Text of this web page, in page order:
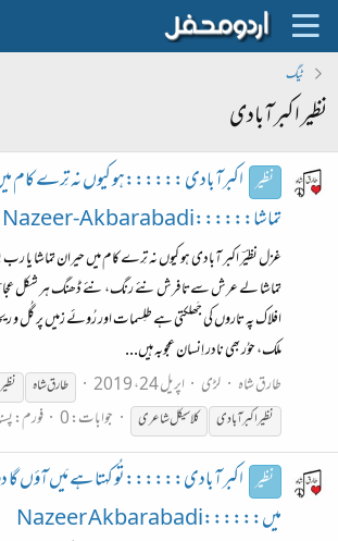
ٹیگ
نظیر اکبرآبادی
نظیر اکبرآبادی ::::::ہو کیوں نہ تِرے کام
تماشا::::::Nazeer-Akbarabadi
غزل نظیؔر اکبر آبادی ہو کیوں نہ تِرے کام میں حیران تماشا
تماشا لے عرش سےتا فرش نئے رنگ، نئے ڈھنگ ہر شکل
افلاک پہ تاروں کی جَھلکتی ہے طلِسمات اور رُوئے زمیں پر گُل و
ملک، حوُر بھی نادر اِنسان عجوبہ ہیں...
طارق شاہ
لڑی اپریل 24، 2019 طارق شاہ نظیر
نظیراکبرآبادی کلاسیکل شاعری جوابات: 0 فورم:
نظیر اکبر آبادی::::::تُو کہتا ہے مَیں آؤں گا
میں::::::Nazeer Akbarabadi